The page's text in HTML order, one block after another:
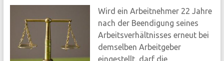
Wird ein Arbeitnehmer 22 Jahre
nach der Beendigung seines
Arbeitsverhältnisses erneut bei
demselben Arbeitgeber
eingestellt, darf die